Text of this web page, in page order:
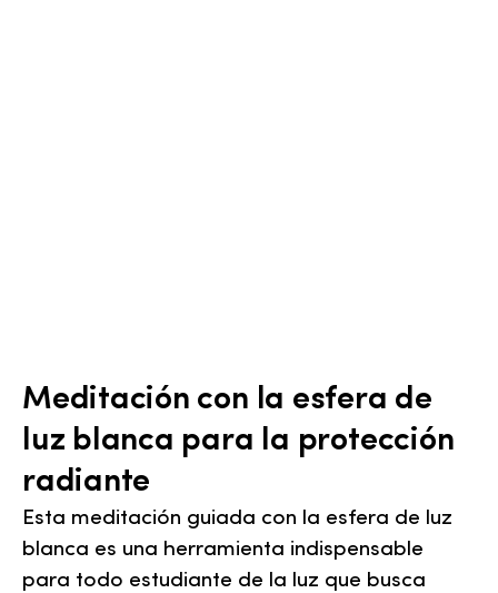
Meditación con la esfera de
luz blanca para la protección
radiante
Esta meditación guiada con la esfera de luz
blanca es una herramienta indispensable
para todo estudiante de la luz que busca